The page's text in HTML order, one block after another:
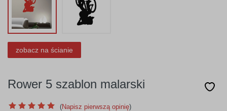
zobacz na ścianie
Rower 5 szablon malarski
(Napisz pierwszą opinię)